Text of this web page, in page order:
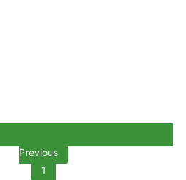
Previous
1